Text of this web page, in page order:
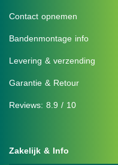
Contact opnemen
Bandenmontage info
Levering & verzending
Garantie & Retour
Reviews: 8.9 / 10
Zakelijk & Info